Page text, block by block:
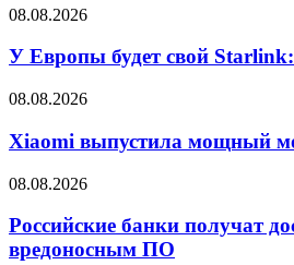
08.08.2026
У Европы будет свой
08.08.2026
Xiaomi выпустила мощный
08.08.2026
Российские банки получат
вредоносным ПО